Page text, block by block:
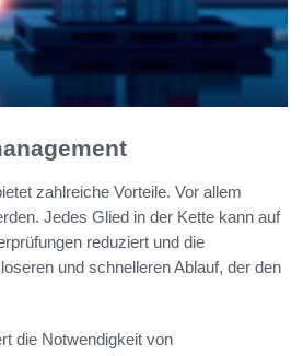
zahlreiche Vorteile. Vor allem
Jedes Glied in der Kette kann auf
reduziert und die
und schnelleren Ablauf, der den
die Notwendigkeit von